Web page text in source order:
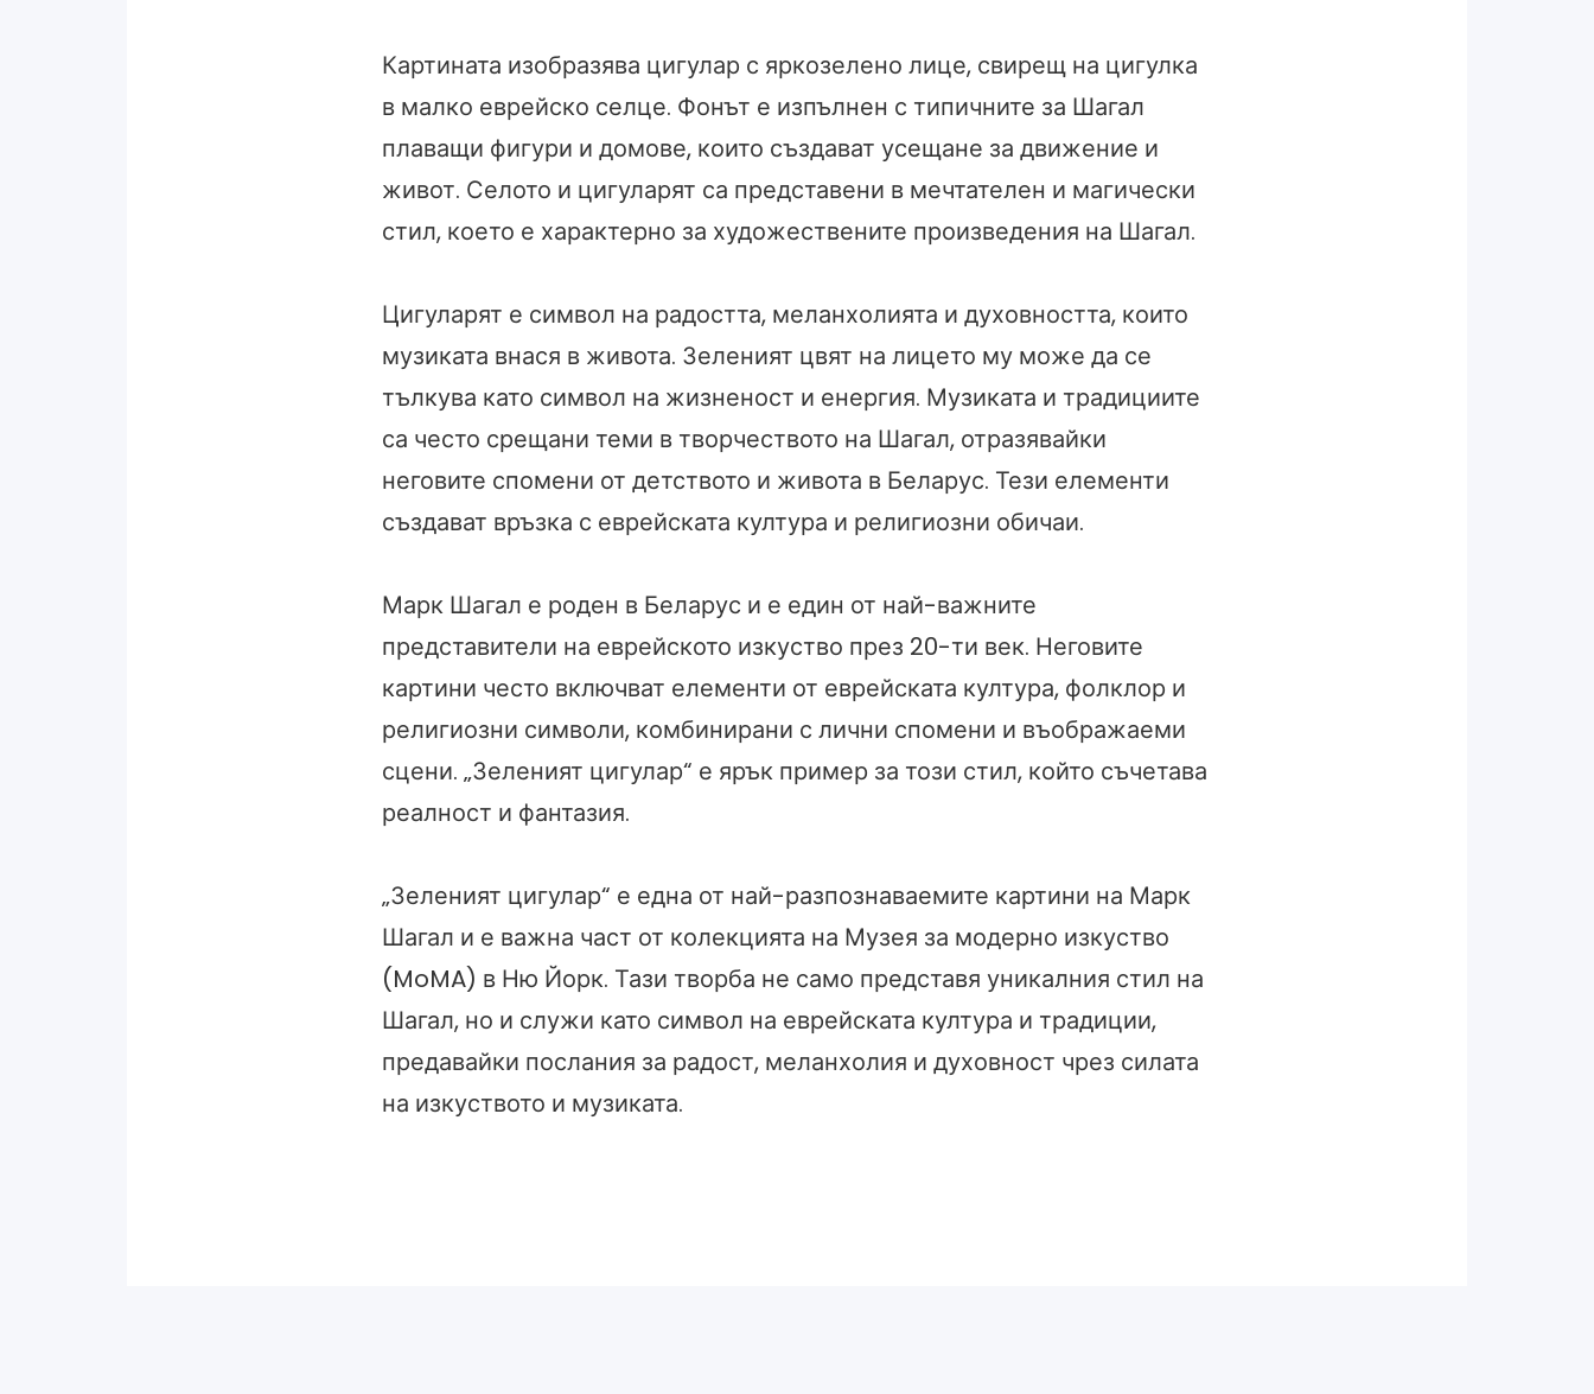
Картината изобразява цигулар с яркозелено лице, свирещ на цигулка
в малко еврейско селце. Фонът е изпълнен с типичните за Шагал
плаващи фигури и домове, които създават усещане за движение и
живот. Селото и цигуларят са представени в мечтателен и магически
стил, което е характерно за художествените произведения на Шагал.
Цигуларят е символ на радостта, меланхолията и духовността, които
музиката внася в живота. Зеленият цвят на лицето му може да се
тълкува като символ на жизненост и енергия. Музиката и традициите
са често срещани теми в творчеството на Шагал, отразявайки
неговите спомени от детството и живота в Беларус. Тези елементи
създават връзка с еврейската култура и религиозни обичаи.
Марк Шагал е роден в Беларус и е един от най-важните
представители на еврейското изкуство през 20-ти век. Неговите
картини често включват елементи от еврейската култура, фолклор и
религиозни символи, комбинирани с лични спомени и въображаеми
сцени. „Зеленият цигулар“ е ярък пример за този стил, който съчетава
реалност и фантазия.
„Зеленият цигулар“ е една от най-разпознаваемите картини на Марк
Шагал и е важна част от колекцията на Музея за модерно изкуство
(MoMA) в Ню Йорк. Тази творба не само представя уникалния стил на
Шагал, но и служи като символ на еврейската култура и традиции,
предавайки послания за радост, меланхолия и духовност чрез силата
на изкуството и музиката.